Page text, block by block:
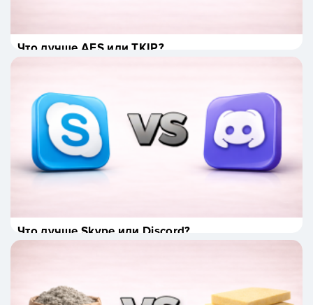
Что лучше AES или TKIP?
Что лучше Skype или Discord?